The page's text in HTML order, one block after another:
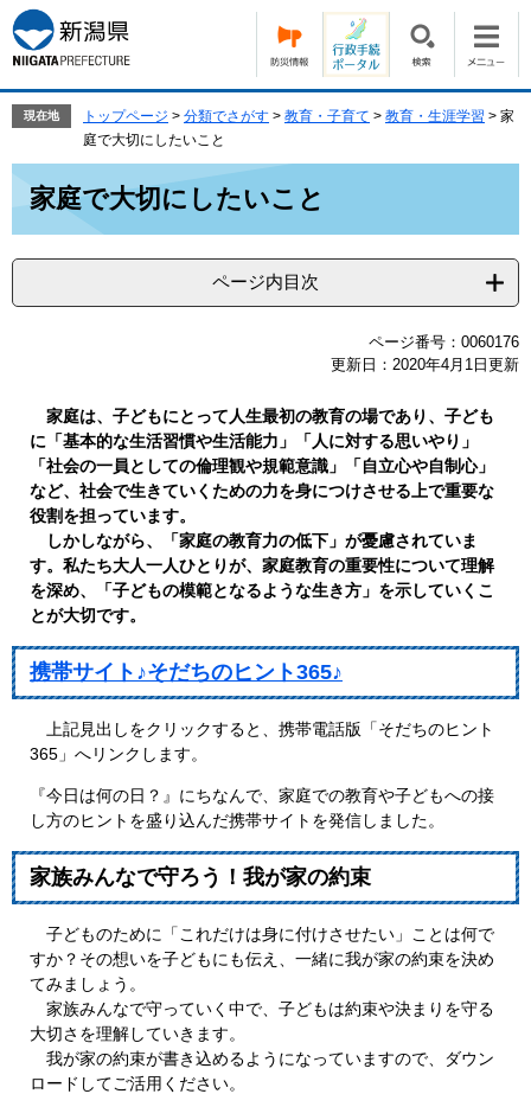
ー
ジ
の
で
す。
ニ
ュ
ー
ば
本
文
現在地 トップページ > 分類でさがす > 教育・子育て > 教育・生涯学習 > 家
庭で大切にしたいこと
家庭で大切にしたいこと
ページ内目次
ページ番号：0060176
更新日：2020年4月1日更新
家庭は、子どもにとって人生最初の教育の場であり、子ども
に「基本的な生活習慣や生活能力」「人に対する思いやり」
「社会の一員としての倫理観や規範意識」「自立心や自制心」
など、社会で生きていくための力を身につけさせる上で重要な
役割を担っています。
しかしながら、「家庭の教育力の低下」が憂慮されていま
す。私たち大人一人ひとりが、家庭教育の重要性について理解
を深め、「子どもの模範となるような生き方」を示していくこ
とが大切です。
携帯サイト♪そだちのヒント365♪
上記見出しをクリックすると、携帯電話版「そだちのヒント
365」へリンクします。
『今日は何の日？』にちなんで、家庭での教育や子どもへの接
し方のヒントを盛り込んだ携帯サイトを発信しました。
家族みんなで守ろう！我が家の約束
子どものために「これだけは身に付けさせたい」ことは何で
すか？その想いを子どもにも伝え、一緒に我が家の約束を決め
てみましょう。
家族みんなで守っていく中で、子どもは約束や決まりを守る
大切さを理解していきます。
我が家の約束が書き込めるようになっていますので、ダウン
ロードしてご活用ください。